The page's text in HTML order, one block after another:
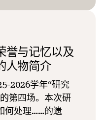
誉与记忆以及
人物简介
2026学年“研究
第四场。本次研
何处理……的遗